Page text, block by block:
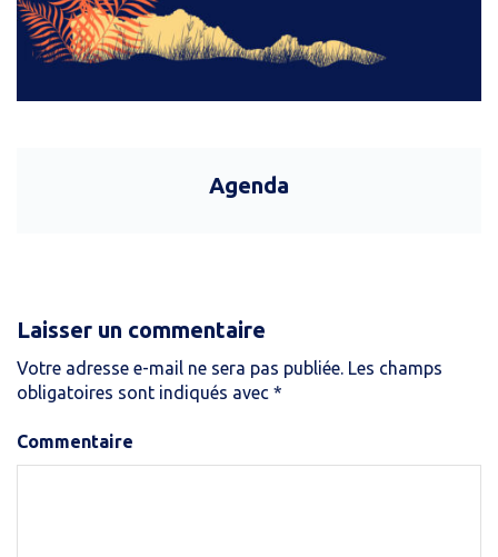
Agenda
Laisser un commentaire
Votre adresse e-mail ne sera pas publiée. Les champs
obligatoires sont indiqués avec *
Commentaire